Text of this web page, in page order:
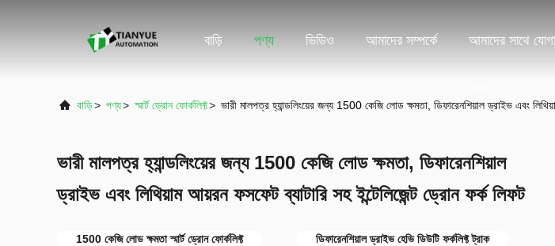
বাড়ি পণ্য ভিডিও আমাদের সম্পর্কে আমাদের সাথে
বাড়ি> পণ্য> স্মার্ট ড্রোন ফোর্কলিফ্ট> ভারী মালপত্র হ্যান্ডলিংয়ের জন্য 1500 কেজি লোড ক্ষমতা, ডিফারেনশিয়াল ড্রাইভ এবং
ভারী মালপত্র হ্যান্ডলিংয়ের জন্য 1500 কেজি লোড ক্ষমতা, ডিফারেনশিয়াল
ড্রাইভ এবং লিথিয়াম আয়রন ফসফেট ব্যাটারি সহ ইন্টেলিজেন্ট ড্রোন ফর্ক লিফট
1500 কেজি লোড ক্ষমতা স্মার্ট ড্রোন ফোর্কলিফ্ট
ডিফারেনশিয়াল ড্রাইভ হেভি ডিউটি ​​ফর্কলিফ্ট ট্রাক